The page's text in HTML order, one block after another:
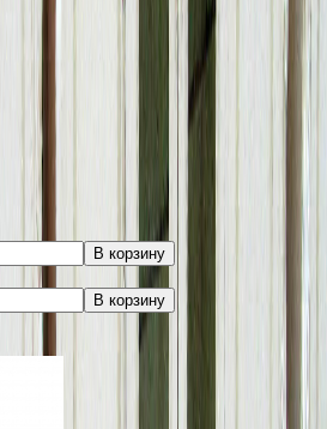
В корзину
В корзину